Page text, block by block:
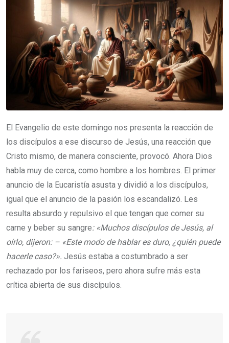
El Evangelio de este domingo nos presenta la reacción de
los discípulos a ese discurso de Jesús, una reacción que
Cristo mismo, de manera consciente, provocó. Ahora Dios
habla muy de cerca, como hombre a los hombres. El primer
anuncio de la Eucaristía asusta y dividió a los discípulos,
igual que el anuncio de la pasión los escandalizó. Les
resulta absurdo y repulsivo el que tengan que comer su
carne y beber su sangre: «Muchos discípulos de Jesús, al
oírlo, dijeron: – «Este modo de hablar es duro, ¿quién puede
hacerle caso?». Jesús estaba a costumbrado a ser
rechazado por los fariseos, pero ahora sufre más esta
crítica abierta de sus discípulos.